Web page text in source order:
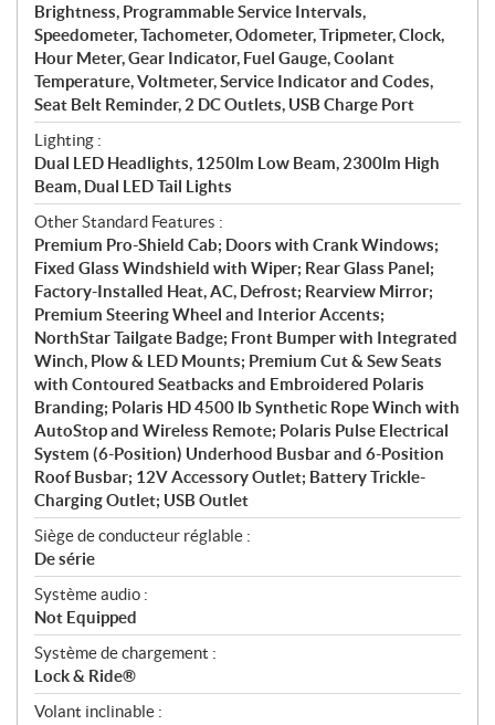
Brightness, Programmable Service Intervals,
Speedometer, Tachometer, Odometer, Tripmeter, Clock,
Hour Meter, Gear Indicator, Fuel Gauge, Coolant
Temperature, Voltmeter, Service Indicator and Codes,
Seat Belt Reminder, 2 DC Outlets, USB Charge Port
Lighting :
Dual LED Headlights, 1250lm Low Beam, 2300lm High
Beam, Dual LED Tail Lights
Other Standard Features :
Premium Pro-Shield Cab; Doors with Crank Windows;
Fixed Glass Windshield with Wiper; Rear Glass Panel;
Factory-Installed Heat, AC, Defrost; Rearview Mirror;
Premium Steering Wheel and Interior Accents;
NorthStar Tailgate Badge; Front Bumper with Integrated
Winch, Plow & LED Mounts; Premium Cut & Sew Seats
with Contoured Seatbacks and Embroidered Polaris
Branding; Polaris HD 4500 lb Synthetic Rope Winch with
AutoStop and Wireless Remote; Polaris Pulse Electrical
System (6-Position) Underhood Busbar and 6-Position
Roof Busbar; 12V Accessory Outlet; Battery Trickle-
Charging Outlet; USB Outlet
Siège de conducteur réglable :
De série
Système audio :
Not Equipped
Système de chargement :
Lock & Ride®
Volant inclinable :